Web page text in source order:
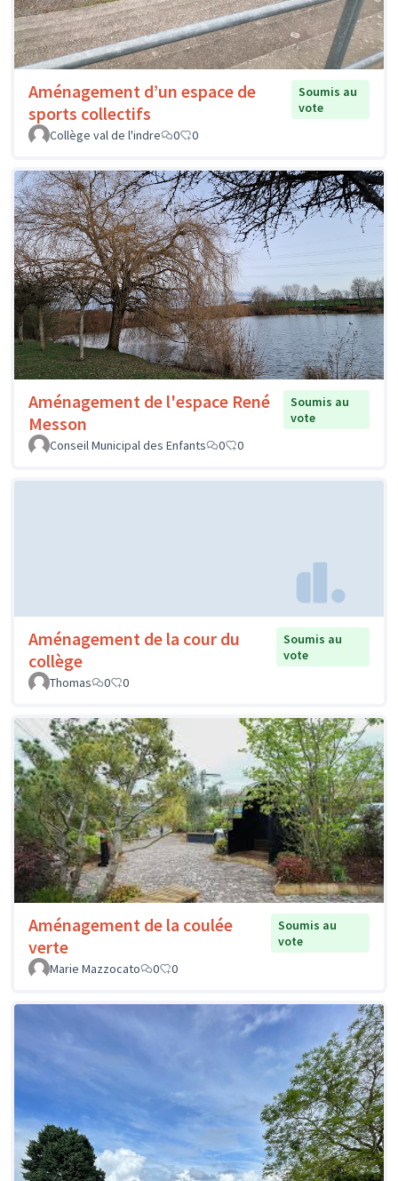
Aménagement d’un espace de
sports collectifs
Soumis au
vote
Collège val de l'indre
0 0
Aménagement de l'espace René
Messon
Soumis au
vote
Conseil Municipal des Enfants
0 0
Aménagement de la cour du
collège
Soumis au
vote
Thomas
0 0
Aménagement de la coulée
verte
Soumis au
vote
Marie Mazzocato
0 0